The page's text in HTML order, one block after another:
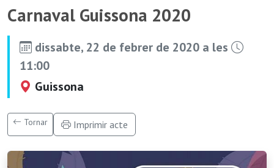
Carnaval Guissona 2020
dissabte, 22 de febrer de 2020 a les
11:00
Guissona
Tornar Imprimir acte